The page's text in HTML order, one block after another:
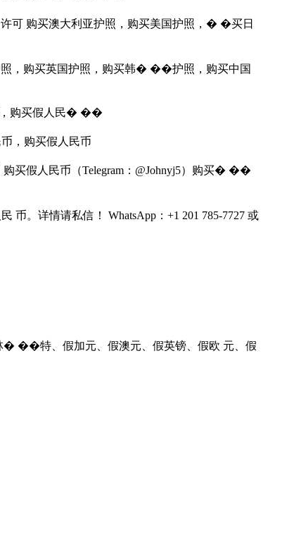
可 购买澳大利亚护照，购买美国护照，� �买日
照，购买英国护照，购买韩� ��护照，购买中国
，购买假人民� ��
，购买假人民币
购买假人民币（Telegram：@Johnyj5）购买� ��
。详情请私信！ WhatsApp：+1 201 785-7727 或
� ��特、假加元、假澳元、假英镑、假欧 元、假